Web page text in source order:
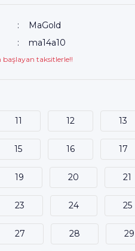
MaGold
ma14a10
başlayan taksitlerle!!
11 12 13
15 16 17
19 20 21
23 24 25
27 28 29